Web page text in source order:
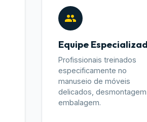
Equipe
Profissionais treinados
especificamente no
manuseio de móveis
delicados,
embalagem.